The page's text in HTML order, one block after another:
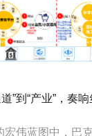
”到“产业”，奏
宏伟蓝图中，巴